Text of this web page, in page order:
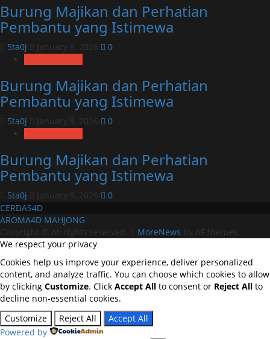
Burung Majikan dan Perhatian
Pembantu yang Istimewa
5ta0j January 9, 2026
0
Burung Majikan dan Perhatian
Pembantu yang Istimewa
5ta0j January 9, 2026
0
Burung Majikan dan Perhatian
Pembantu yang Istimewa
5ta0j January 9, 2026
0
CERDAS4D
AROMA4D MAHJONG
Copyright © All rights reserved.
MoreNews by AF themes.
We respect your privacy
Cookies help us improve your experience, deliver personalized
content, and analyze traffic. You can choose which cookies to allow
by clicking Customize. Click Accept All to consent or Reject All to
decline non-essential cookies.
Customize
Reject All
Accept All
Powered by